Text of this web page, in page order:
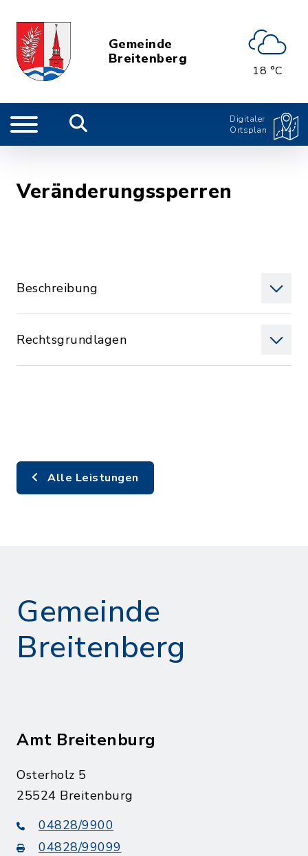
Gemeinde
Breitenberg
18 °C
Digitaler
Ortsplan
Veränderungssperren
Beschreibung
Rechtsgrundlagen
Alle Leistungen
Gemeinde
Breitenberg
Amt Breitenburg
Osterholz 5
25524 Breitenburg
04828/9900
04828/99099